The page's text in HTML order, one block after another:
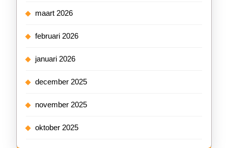
maart 2026
februari 2026
januari 2026
december 2025
november 2025
oktober 2025